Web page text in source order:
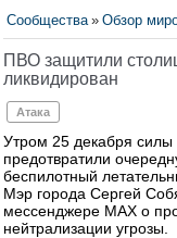
Сообщества » Обзор
ПВО защитили
ликвидирован
Атака
Утром 25 декабря
предотвратили
беспилотный
Мэр города Сергей
мессенджере MAX о
нейтрализации угрозы.